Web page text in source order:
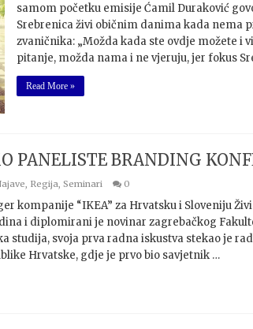
samom početku emisije Ćamil Duraković
Srebrenica živi običnim danima kada nema
zvaničnika: „Možda kada ste ovdje možete i
pitanje, možda nama i ne vjeruju, jer fokus
Read More »
PANELISTE BRANDING
, Regija, Seminari 0
kompanije “IKEA” za Hrvatsku i Sloveniju
i diplomirani je novinar zagrebačkog
studija, svoja prva radna iskustva stekao je
Hrvatske, gdje je prvo bio savjetnik …